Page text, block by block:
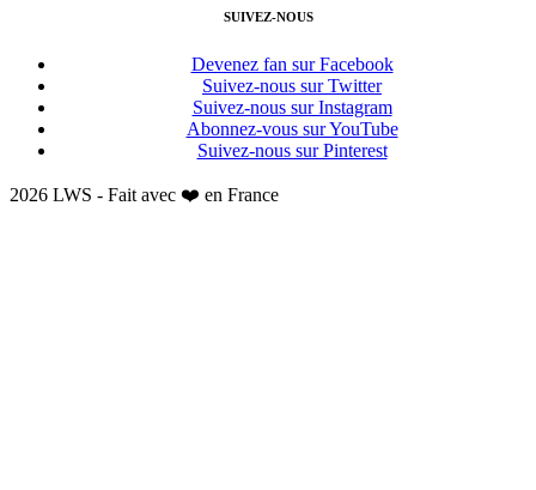
SUIVEZ-NOUS
Devenez fan sur Facebook
Suivez-nous sur Twitter
Suivez-nous sur Instagram
Abonnez-vous sur YouTube
Suivez-nous sur Pinterest
2026 LWS - Fait avec ❤️ en France